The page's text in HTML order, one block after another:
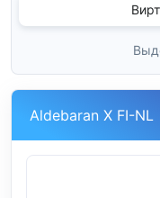
Aldebaran X FI-NL